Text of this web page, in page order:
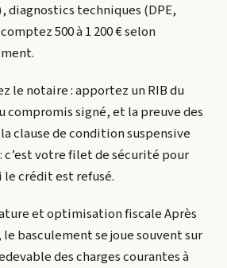
diagnostics techniques (DPE,
500 à 1 200 € selon
le notaire : apportez un RIB du
compromis signé, et la preuve des
clause de condition suspensive
votre filet de sécurité pour
crédit est refusé.
et optimisation fiscale Après
basculement se joue souvent sur
des charges courantes à